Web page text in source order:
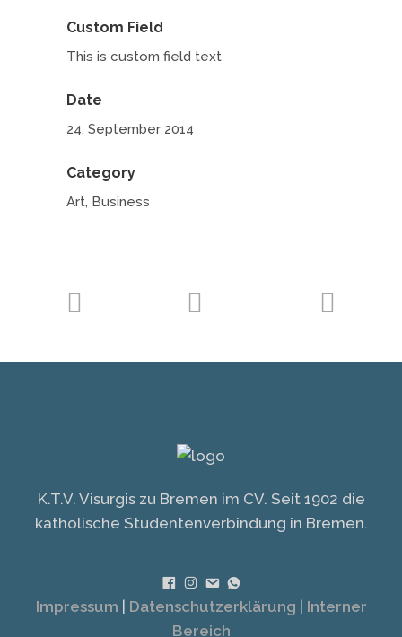
Custom Field
This is custom field text
Date
24. September 2014
Category
Art, Business
K.T.V. Visurgis zu Bremen im CV. Seit 1902 die
katholische Studentenverbindung in Bremen.
Impressum Datenschutzerklärung
Interner
Bereich